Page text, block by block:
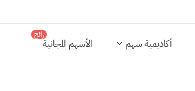
أكاديمية سهم الأسهم المجانية
رائج